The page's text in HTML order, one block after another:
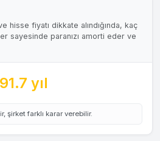
hisse fiyatı dikkate alındığında, kaç
sayesinde paranızı amorti eder ve
91.7 yıl
şirket farklı karar verebilir.